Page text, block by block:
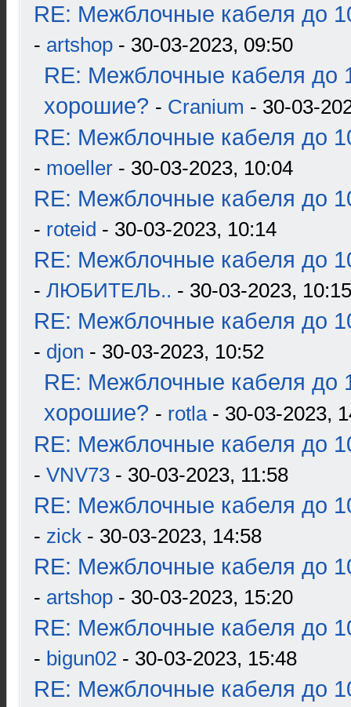
RE: Межблочные кабеля до
- artshop - 30-03-2023, 09:50
RE: Межблочные кабеля до
хорошие? - Cranium - 30-03-
RE: Межблочные кабеля до
- moeller - 30-03-2023, 10:04
RE: Межблочные кабеля до
- roteid - 30-03-2023, 10:14
RE: Межблочные кабеля до
- ЛЮБИТЕЛЬ.. - 30-03-2023, 10:15
RE: Межблочные кабеля до
- djon - 30-03-2023, 10:52
RE: Межблочные кабеля до
хорошие? - rotla- 30-03-2023,
RE: Межблочные кабеля до
- VNV73 - 30-03-2023, 11:58
RE: Межблочные кабеля до
- zick - 30-03-2023, 14:58
RE: Межблочные кабеля до
- artshop - 30-03-2023, 15:20
RE: Межблочные кабеля до
- bigun02 - 30-03-2023, 15:48
RE: Межблочные кабеля до